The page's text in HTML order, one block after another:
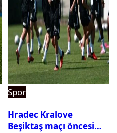
Spor
Hradec Kralove
Beşiktaş maçı öncesi